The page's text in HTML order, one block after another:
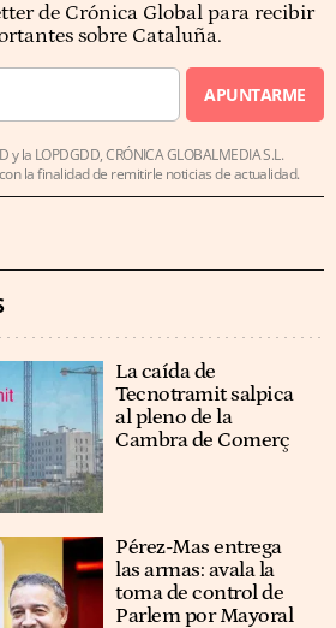
de Crónica Global para recibir
sobre Cataluña.
APUNTARME
la LOPDGDD, CRÓNICA GLOBALMEDIA S.L.
la finalidad de remitirle noticias de actualidad.
La caída de
Tecnotramit salpica
al pleno de la
Cambra de Comerç
Pérez-Mas entrega
las armas: avala la
toma de control de
Parlem por Mayoral